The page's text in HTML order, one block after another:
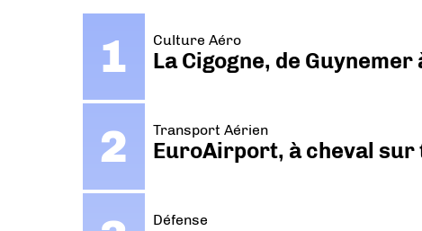
Culture Aéro
La Cigogne, de Guynemer
Transport Aérien
EuroAirport, à cheval
Défense